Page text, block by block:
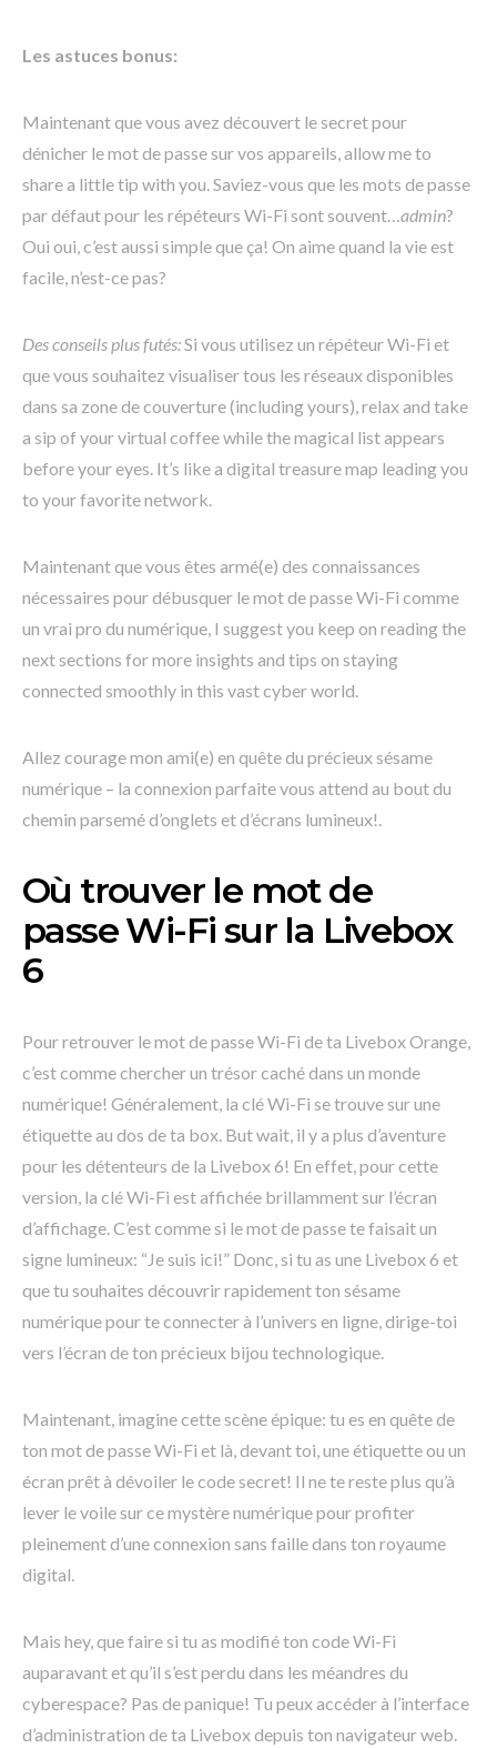
Les astuces bonus:
Maintenant que vous avez découvert le secret pour
dénicher le mot de passe sur vos appareils, allow me to
share a little tip with you. Saviez-vous que les mots de passe
par défaut pour les répéteurs Wi-Fi sont souvent…admin?
Oui oui, c’est aussi simple que ça! On aime quand la vie est
facile, n’est-ce pas?
Des conseils plus futés:Si vous utilisez un répéteur Wi-Fi et
que vous souhaitez visualiser tous les réseaux disponibles
dans sa zone de couverture (including yours), relax and take
a sip of your virtual coffee while the magical list appears
before your eyes. It’s like a digital treasure map leading you
to your favorite network.
Maintenant que vous êtes armé(e) des connaissances
nécessaires pour débusquer le mot de passe Wi-Fi comme
un vrai pro du numérique, I suggest you keep on reading the
next sections for more insights and tips on staying
connected smoothly in this vast cyber world.
Allez courage mon ami(e) en quête du précieux sésame
numérique – la connexion parfaite vous attend au bout du
chemin parsemé d’onglets et d’écrans lumineux!.
Où trouver le mot de
passe Wi-Fi sur la Livebox
6
Pour retrouver le mot de passe Wi-Fi de ta Livebox Orange,
c’est comme chercher un trésor caché dans un monde
numérique! Généralement, la clé Wi-Fi se trouve sur une
étiquette au dos de ta box. But wait, il y a plus d’aventure
pour les détenteurs de la Livebox 6! En effet, pour cette
version, la clé Wi-Fi est affichée brillamment sur l’écran
d’affichage. C’est comme si le mot de passe te faisait un
signe lumineux: “Je suis ici!” Donc, si tu as une Livebox 6 et
que tu souhaites découvrir rapidement ton sésame
numérique pour te connecter à l’univers en ligne, dirige-toi
vers l’écran de ton précieux bijou technologique.
Maintenant, imagine cette scène épique: tu es en quête de
ton mot de passe Wi-Fi et là, devant toi, une étiquette ou un
écran prêt à dévoiler le code secret! Il ne te reste plus qu’à
lever le voile sur ce mystère numérique pour profiter
pleinement d’une connexion sans faille dans ton royaume
digital.
Mais hey, que faire si tu as modifié ton code Wi-Fi
auparavant et qu’il s’est perdu dans les méandres du
cyberespace? Pas de panique! Tu peux accéder à l’interface
d’administration de ta Livebox depuis ton navigateur web.